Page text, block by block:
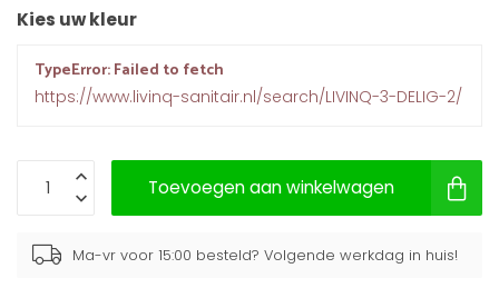
Kies uw kleur
TypeError: Failed to fetch
https://www.livinq-sanitair.nl/search/LIVINQ-3-DELIG-2/
Toevoegen aan winkelwagen
Ma-vr voor 15:00 besteld? Volgende werkdag in huis!